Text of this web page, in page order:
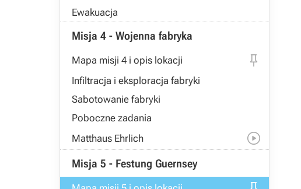
Ewakuacja
Misja 4 - Wojenna fabryka
Mapa misji 4 i opis lokacji 
Infiltracja i eksploracja fabryki
Sabotowanie fabryki
Poboczne zadania
Matthaus Ehrlich

Misja 5 - Festung Guernsey